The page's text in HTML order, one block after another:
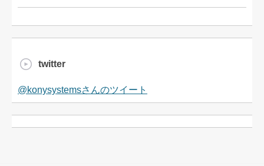
twitter
@konysystemsさんのツイート